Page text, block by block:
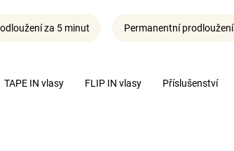
TAPE IN vlasy FLIP IN vlasy Příslušenství
za 5 minut Permanentní prodloužení
Co potřebujete najít?